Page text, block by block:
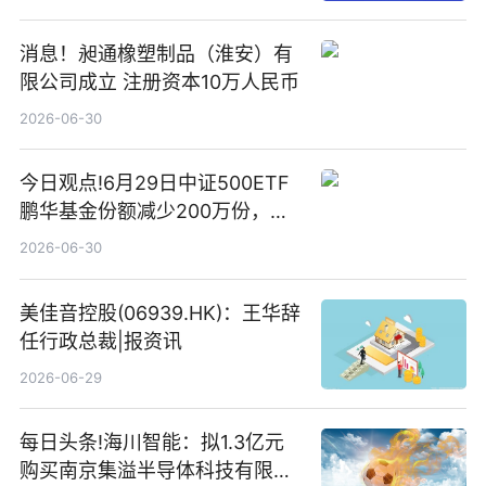
消息！昶通橡塑制品（淮安）有
限公司成立 注册资本10万人民币
2026-06-30
今日观点!6月29日中证500ETF
鹏华基金份额减少200万份，重
仓股亨通光电、赤峰黄金、佰维
2026-06-30
美佳音控股(06939.HK)：王华辞
任行政总裁|报资讯
2026-06-29
每日头条!海川智能：拟1.3亿元
购买南京集溢半导体科技有限公